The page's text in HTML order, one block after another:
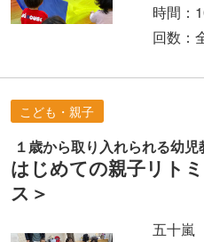
時間：
回数：
こども・親子
１歳から取り入れられる幼児
はじめての親子リト
ス＞
五十嵐